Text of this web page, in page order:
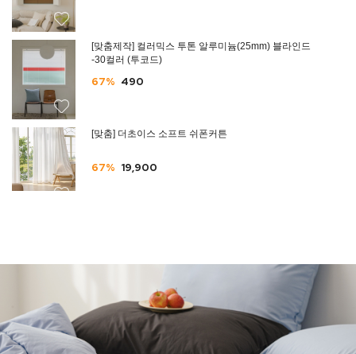
[맞춤제작] 컬러믹스 투톤 알루미늄(25mm) 블라인드
-30컬러 (투코드)
67% 490
[맞춤] 더초이스 소프트 쉬폰커튼
67% 19,900